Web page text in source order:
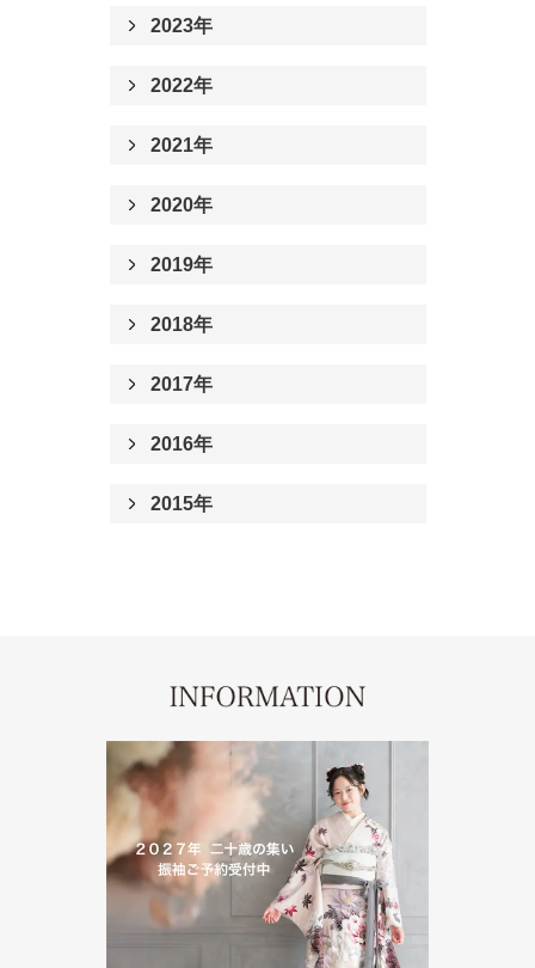
2023年
2022年
2021年
2020年
2019年
2018年
2017年
2016年
2015年